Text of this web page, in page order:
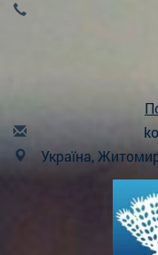
k
Україна,